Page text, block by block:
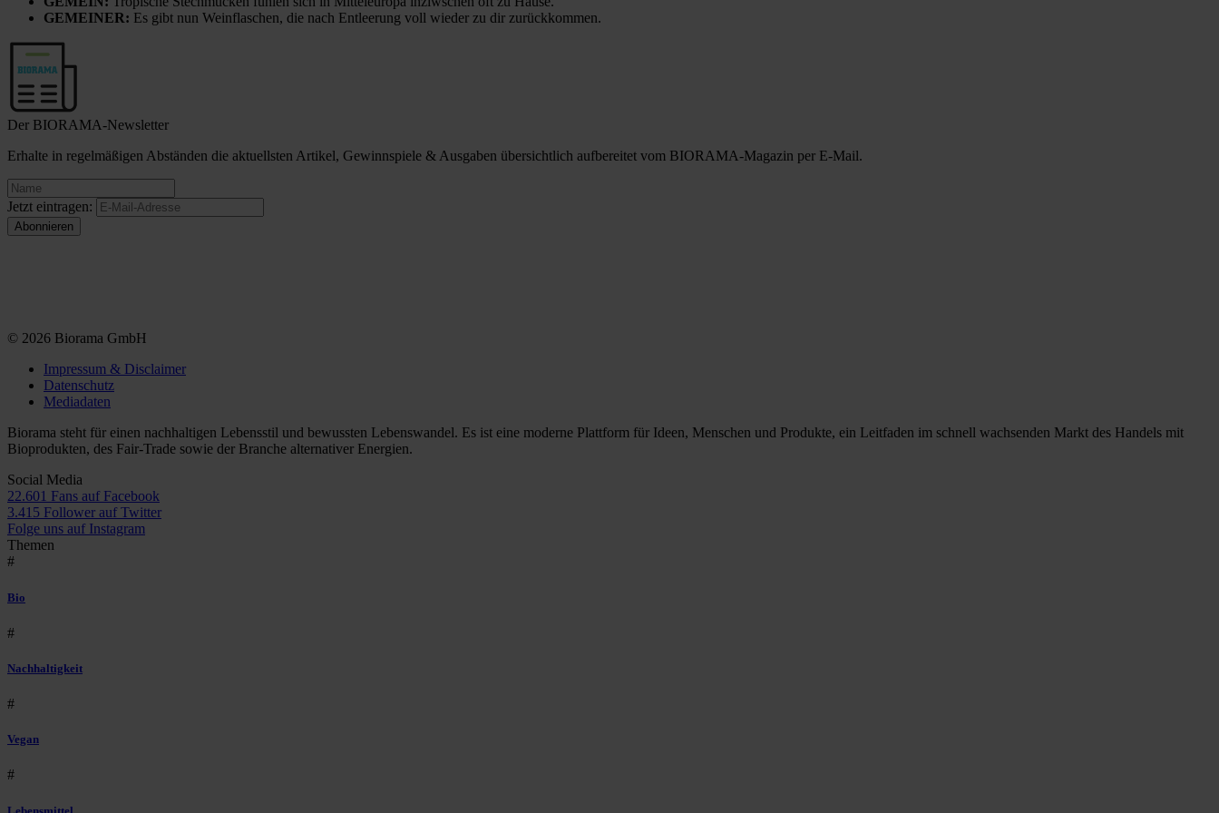
GEMEINER: Es gibt nun Weinflaschen, die nach Entleerung voll wieder zu dir zurückkommen.
Der BIORAMA-Newsletter
Erhalte in regelmäßigen Abständen die aktuellsten Artikel, Gewinnspiele & Ausgaben übersichtlich aufbereitet vom BIORAMA-Magazin per E-Mail.
Jetzt eintragen:
© 2026 Biorama GmbH
Impressum & Disclaimer
Datenschutz
Mediadaten
Biorama steht für einen nachhaltigen Lebensstil und bewussten Lebenswandel. Es ist eine moderne Plattform für Ideen, Menschen und Produkte, ein Leitfaden im schnell wachsenden Markt des Handels mit
Bioprodukten, des Fair-Trade sowie der Branche alternativer Energien.
Social Media
22.601 Fans auf Facebook
3.415 Follower auf Twitter
Folge uns auf Instagram
Themen
#
Bio
#
Nachhaltigkeit
#
Vegan
#